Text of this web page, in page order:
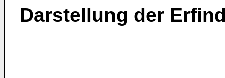
Darstellung der